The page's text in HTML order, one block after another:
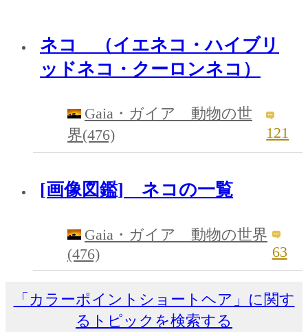
ネコ （イエネコ・ハイブリ
ッドネコ・クーロンネコ）
Gaia・ガイア 動物の世
界(476)
121
[画像図鑑] ネコの一覧
Gaia・ガイア 動物の世界
(476)
63
「カラーポイントショートヘア」に関す
るトピックを検索する